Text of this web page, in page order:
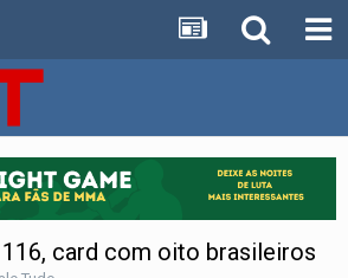
116, card com oito brasileiros